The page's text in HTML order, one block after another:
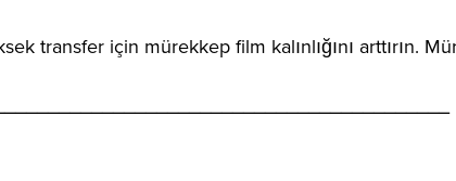
transfer için mürekkep film kalınlığını arttırın.